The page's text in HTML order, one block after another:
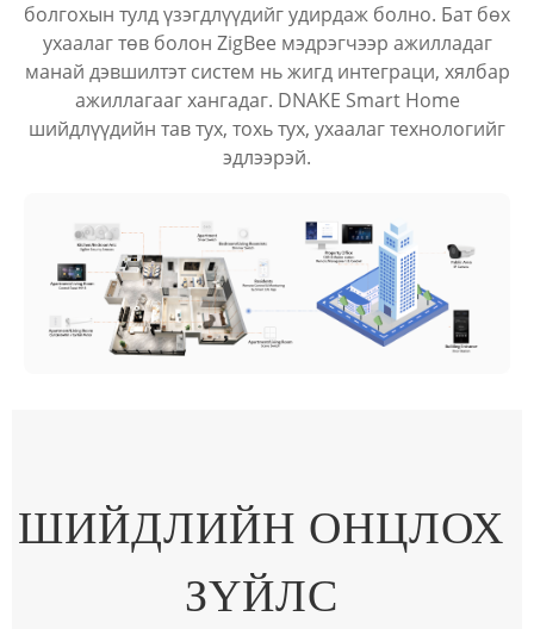
болгохын тулд үзэгдлүүдийг удирдаж болно. Бат бөх
ухаалаг төв болон ZigBee мэдрэгчээр ажилладаг
манай дэвшилтэт систем нь жигд интеграци, хялбар
ажиллагааг хангадаг. DNAKE Smart Home
шийдлүүдийн тав тух, тохь тух, ухаалаг технологийг
эдлээрэй.
ШИЙДЛИЙН ОНЦЛОХ
ЗҮЙЛС